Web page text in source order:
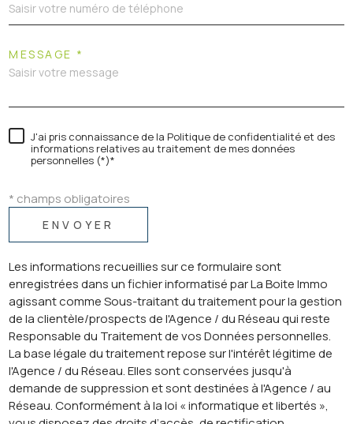
MESSAGE *
J'ai pris connaissance de la Politique de confidentialité et des
informations relatives au traitement de mes données
personnelles (*)*
* champs obligatoires
ENVOYER
Les informations recueillies sur ce formulaire sont
enregistrées dans un fichier informatisé par La Boite Immo
agissant comme Sous-traitant du traitement pour la gestion
de la clientèle/prospects de l'Agence / du Réseau qui reste
Responsable du Traitement de vos Données personnelles.
La base légale du traitement repose sur l'intérêt légitime de
l'Agence / du Réseau. Elles sont conservées jusqu'à
demande de suppression et sont destinées à l'Agence / au
Réseau. Conformément à la loi « informatique et libertés »,